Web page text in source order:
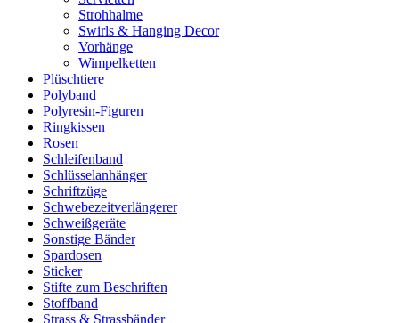
Strohhalme
Swirls & Hanging Decor
Vorhänge
Wimpelketten
Plüschtiere
Polyband
Polyresin-Figuren
Ringkissen
Rosen
Schleifenband
Schlüsselanhänger
Schriftzüge
Schwebezeitverlängerer
Schweißgeräte
Sonstige Bänder
Spardosen
Sticker
Stifte zum Beschriften
Stoffband
Strass & Strassbänder